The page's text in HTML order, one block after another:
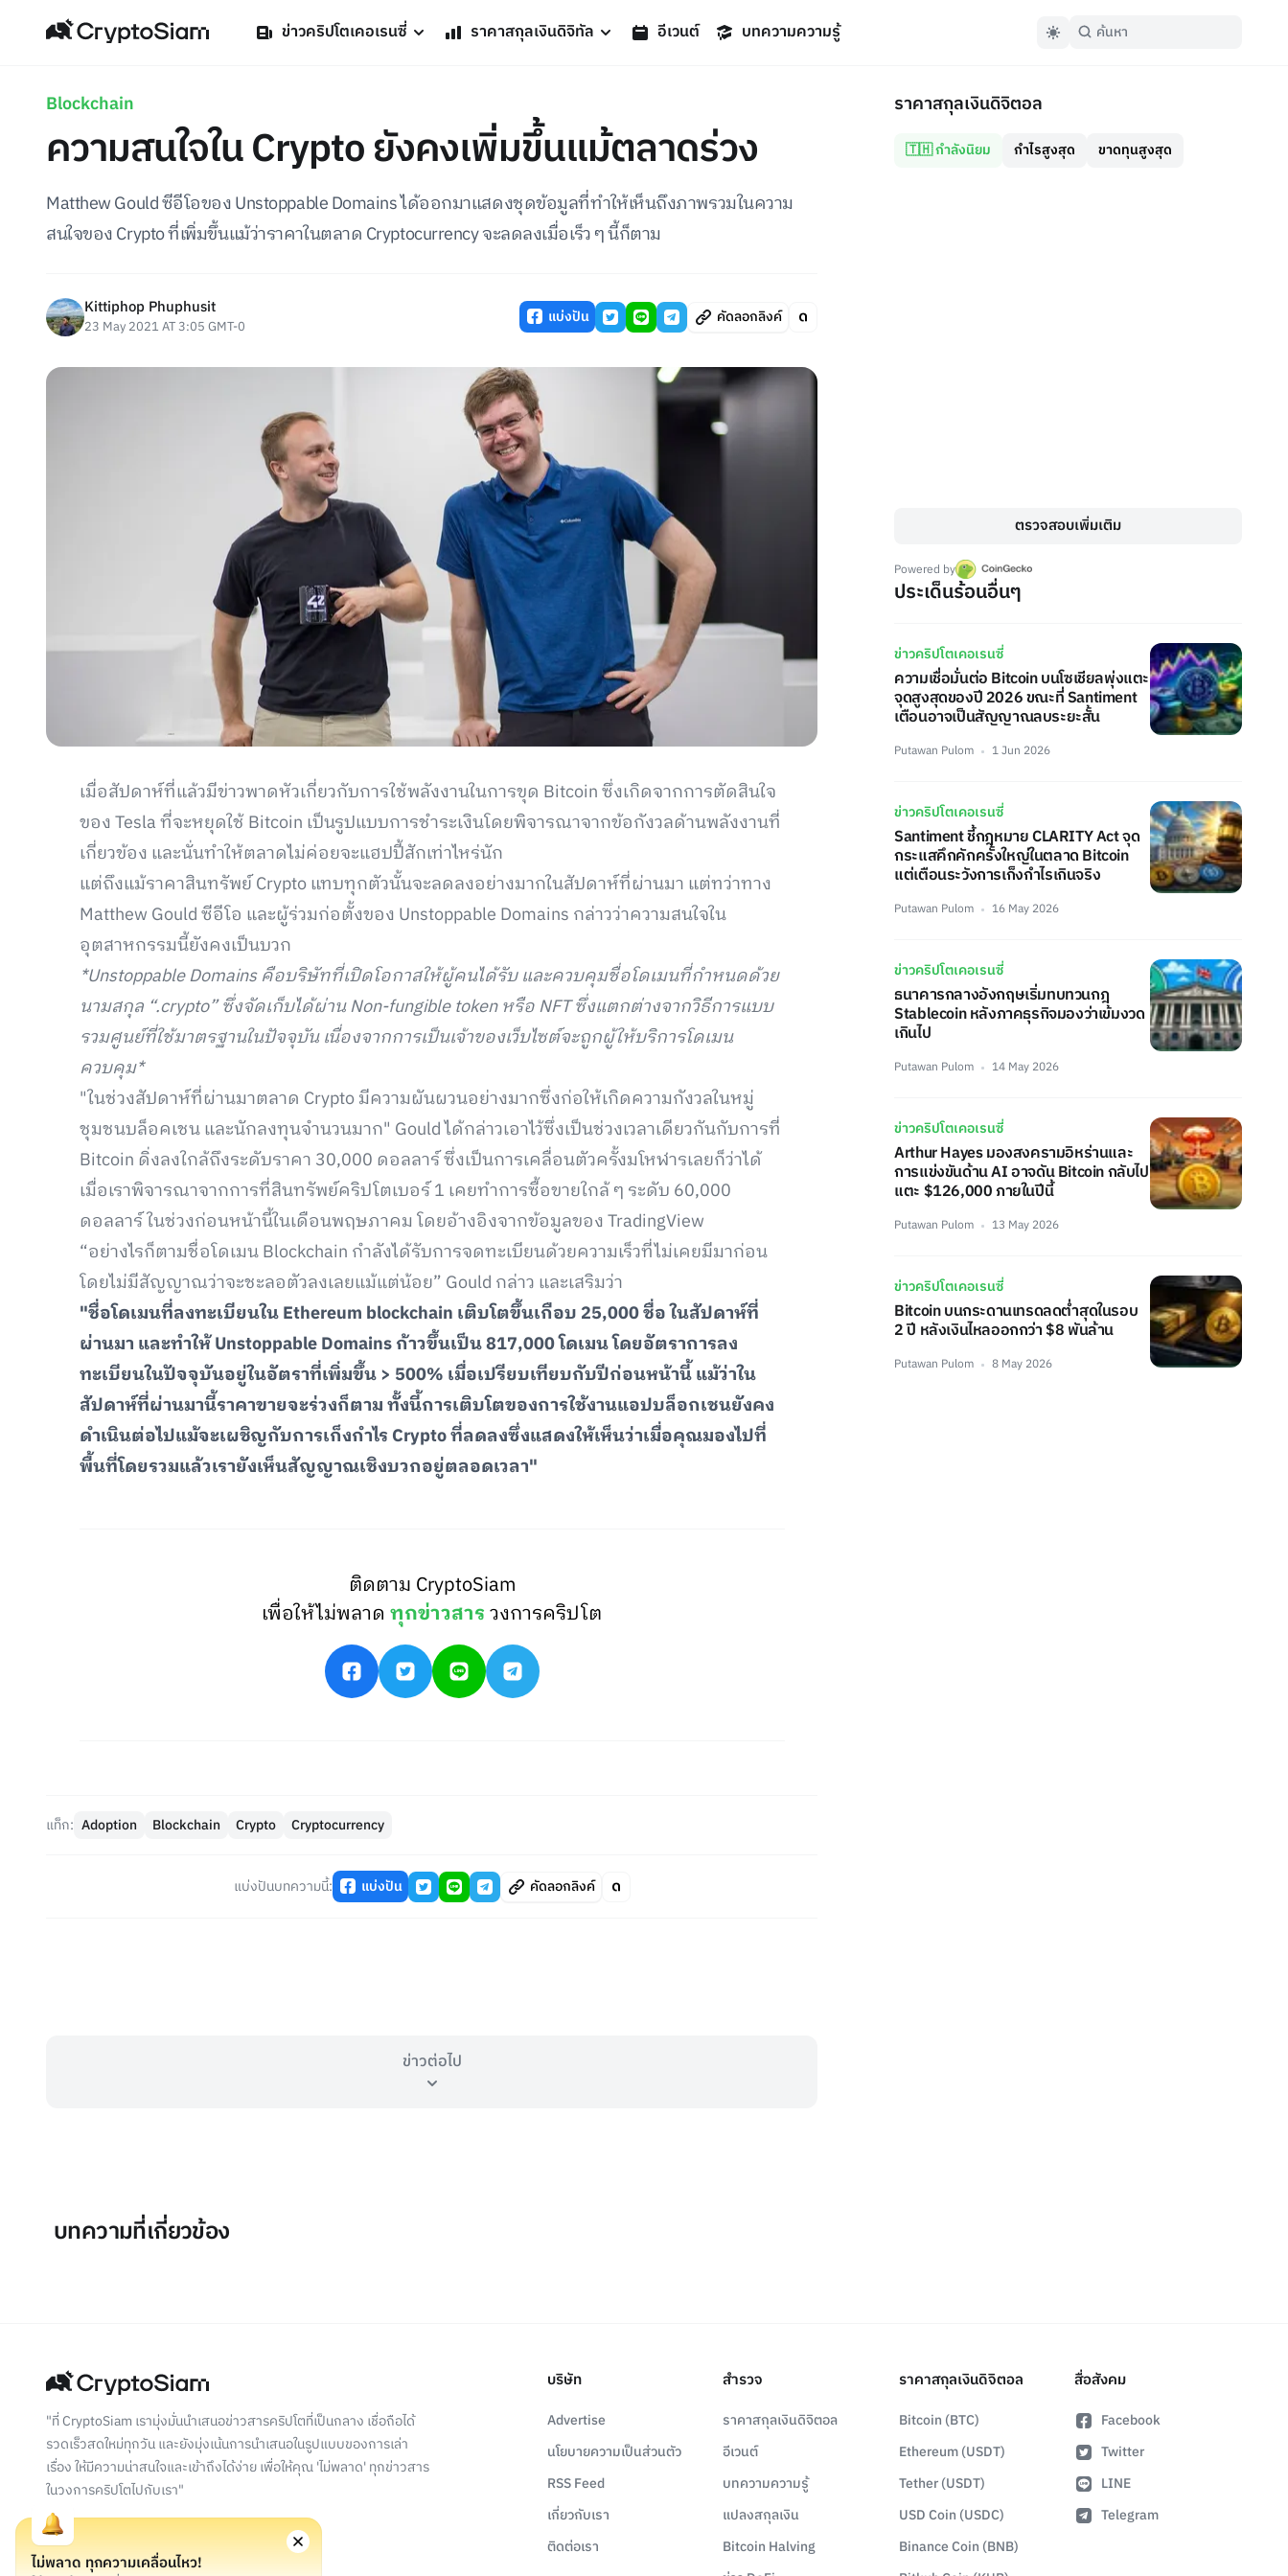
ข่าวคริปโตเคอเรนซี่ ราคาสกุลเงินดิจิทัล อีเวนต์ บทความความรู้
Blockchain
ความสนใจใน Crypto ยังคงเพิ่มขึ้นแม้ตลาดร่วง
Matthew Gould ซีอีโอของ Unstoppable Domains ได้ออกมาแสดงชุดข้อมูลที่ทำให้เห็นถึงภาพรวมในความ
สนใจของ Crypto ที่เพิ่มขึ้นแม้ว่าราคาในตลาด Cryptocurrency จะลดลงเมื่อเร็ว ๆ นี้ก็ตาม
Kittiphop Phuphusit
23 May 2021 AT 3:05 GMT-0 แบ่งปัน คัดลอกลิงค์
เมื่อสัปดาห์ที่แล้วมีข่าวพาดหัวเกี่ยวกับการใช้พลังงานในการขุด Bitcoin ซึ่งเกิดจากการตัดสินใจ
ของ Tesla ที่จะหยุดใช้ Bitcoin เป็นรูปแบบการชำระเงินโดยพิจารณาจากข้อกังวลด้านพลังงานที่
เกี่ยวข้อง และนั่นทำให้ตลาดไม่ค่อยจะแฮปปี้สักเท่าไหร่นัก
แต่ถึงแม้ราคาสินทรัพย์ Crypto แทบทุกตัวนั้นจะลดลงอย่างมากในสัปดาห์ที่ผ่านมา แต่ทว่าทาง
Matthew Gould ซีอีโอ และผู้ร่วมก่อตั้งของ Unstoppable Domains กล่าวว่าความสนใจใน
อุตสาหกรรมนี้ยังคงเป็นบวก
*Unstoppable Domains คือบริษัทที่เปิดโอกาสให้ผู้คนได้รับ และควบคุมชื่อโดเมนที่กำหนดด้วย
นามสกุล “.crypto” ซึ่งจัดเก็บได้ผ่าน Non-fungible token หรือ NFT ซึ่งแตกต่างจากวิธีการแบบ
รวมศูนย์ที่ใช้มาตรฐานในปัจจุบัน เนื่องจากการเป็นเจ้าของเว็บไซต์จะถูกผู้ให้บริการโดเมน
ควบคุม*
"ในช่วงสัปดาห์ที่ผ่านมาตลาด Crypto มีความผันผวนอย่างมากซึ่งก่อให้เกิดความกังวลในหมู่
ชุมชนบล็อคเชน และนักลงทุนจำนวนมาก" Gould ได้กล่าวเอาไว้ซึ่งเป็นช่วงเวลาเดียวกันกับการที่
Bitcoin ดิ่งลงใกล้ถึงระดับราคา 30,000 ดอลลาร์ ซึ่งเป็นการเคลื่อนตัวครั้งมโหฬารเลยก็ว่าได้
เมื่อเราพิจารณาจากการที่สินทรัพย์คริปโตเบอร์ 1 เคยทำการซื้อขายใกล้ ๆ ระดับ 60,000
ดอลลาร์ ในช่วงก่อนหน้านี้ในเดือนพฤษภาคม โดยอ้างอิงจากข้อมูลของ TradingView
“อย่างไรก็ตามชื่อโดเมน Blockchain กำลังได้รับการจดทะเบียนด้วยความเร็วที่ไม่เคยมีมาก่อน
โดยไม่มีสัญญาณว่าจะชะลอตัวลงเลยแม้แต่น้อย” Gould กล่าว และเสริมว่า
"ชื่อโดเมนที่ลงทะเบียนใน Ethereum blockchain เติบโตขึ้นเกือบ 25,000 ชื่อ ในสัปดาห์ที่
ผ่านมา และทำให้ Unstoppable Domains ก้าวขึ้นเป็น 817,000 โดเมน โดยอัตราการลง
ทะเบียนในปัจจุบันอยู่ในอัตราที่เพิ่มขึ้น > 500% เมื่อเปรียบเทียบกับปีก่อนหน้านี้ แม้ว่าใน
สัปดาห์ที่ผ่านมานี้ราคาขายจะร่วงก็ตาม ทั้งนี้การเติบโตของการใช้งานแอปบล็อกเชนยังคง
ดำเนินต่อไปแม้จะเผชิญกับการเก็งกำไร Crypto ที่ลดลงซึ่งแสดงให้เห็นว่าเมื่อคุณมองไปที่
พื้นที่โดยรวมแล้วเรายังเห็นสัญญาณเชิงบวกอยู่ตลอดเวลา"
ติดตาม CryptoSiam
เพื่อให้ไม่พลาดทุกข่าวสารวงการคริปโต
แท็ก: Adoption Blockchain Crypto Cryptocurrency
แบ่งปันบทความนี้: แบ่งปัน คัดลอกลิงค์
ข่าวต่อไป
ราคาสกุลเงินดิจิตอล
🇹🇭 กำลังนิยม กำไรสูงสุด ขาดทุนสูงสุด
ตรวจสอบเพิ่มเติม
Powered by
ประเด็นร้อนอื่นๆ
ข่าวคริปโตเคอเรนซี่
ความเชื่อมั่นต่อ Bitcoin บนโซเชียลพุ่งแตะ
จุดสูงสุดของปี 2026 ขณะที่ Santiment
เตือนอาจเป็นสัญญาณลบระยะสั้น
Putawan Pulom 1 Jun 2026
ข่าวคริปโตเคอเรนซี่
Santiment ชี้กฎหมาย CLARITY Act จุด
กระแสคึกคักครั้งใหญ่ในตลาด Bitcoin
แต่เตือนระวังการเก็งกำไรเกินจริง
Putawan Pulom 16 May 2026
ข่าวคริปโตเคอเรนซี่
ธนาคารกลางอังกฤษเริ่มทบทวนกฎ
Stablecoin หลังภาคธุรกิจมองว่าเข้มงวด
เกินไป
Putawan Pulom 14 May 2026
ข่าวคริปโตเคอเรนซี่
Arthur Hayes มองสงครามอิหร่านและ
การแข่งขันด้าน AI อาจดัน Bitcoin กลับไป
แตะ $126,000 ภายในปีนี้
Putawan Pulom 13 May 2026
ข่าวคริปโตเคอเรนซี่
Bitcoin บนกระดานเทรดลดต่ำสุดในรอบ
2 ปี หลังเงินไหลออกกว่า $8 พันล้าน
Putawan Pulom 8 May 2026
บทความที่เกี่ยวข้อง
"ที่ CryptoSiam เรามุ่งมั่นนำเสนอข่าวสารคริปโตที่เป็นกลาง เชื่อถือได้
รวดเร็วสดใหม่ทุกวัน และยังมุ่งเน้นการนำเสนอในรูปแบบของการเล่า
เรื่อง ให้มีความน่าสนใจและเข้าถึงได้ง่าย เพื่อให้คุณ 'ไม่พลาด' ทุกข่าวสาร
ในวงการคริปโตไปกับเรา"
บริษัท
Advertise
นโยบายความเป็นส่วนตัว
RSS Feed
เกี่ยวกับเรา
ติดต่อเรา
สำรวจ
ราคาสกุลเงินดิจิตอล
อีเวนต์
บทความความรู้
แปลงสกุลเงิน
Bitcoin Halving
ราคาสกุลเงินดิจิตอล
Bitcoin (BTC)
Ethereum (USDT)
Tether (USDT)
USD Coin (USDC)
Binance Coin (BNB)
สื่อสังคม
Facebook
Twitter
LINE
Telegram
ไม่พลาด ทุกความเคลื่อนไหว!